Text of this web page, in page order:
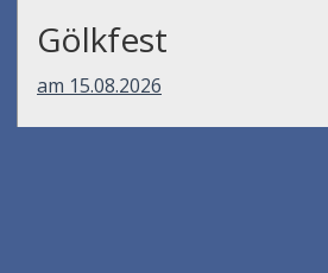
Gölkfest
am 15.08.2026